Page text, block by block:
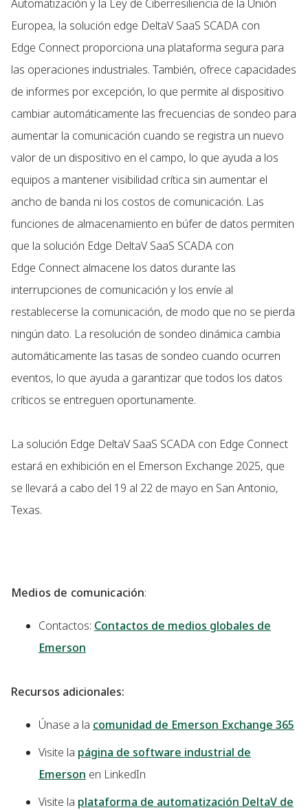
Automatización y la Ley de Ciberresiliencia de la Unión
Europea, la solución edge DeltaV SaaS SCADA con
Edge Connect proporciona una plataforma segura para
las operaciones industriales. También, ofrece capacidades
de informes por excepción, lo que permite al dispositivo
cambiar automáticamente las frecuencias de sondeo para
aumentar la comunicación cuando se registra un nuevo
valor de un dispositivo en el campo, lo que ayuda a los
equipos a mantener visibilidad crítica sin aumentar el
ancho de banda ni los costos de comunicación. Las
funciones de almacenamiento en búfer de datos permiten
que la solución Edge DeltaV SaaS SCADA con
Edge Connect almacene los datos durante las
interrupciones de comunicación y los envíe al
restablecerse la comunicación, de modo que no se pierda
ningún dato. La resolución de sondeo dinámica cambia
automáticamente las tasas de sondeo cuando ocurren
eventos, lo que ayuda a garantizar que todos los datos
críticos se entreguen oportunamente.
La solución Edge DeltaV SaaS SCADA con Edge Connect
estará en exhibición en el Emerson Exchange 2025, que
se llevará a cabo del 19 al 22 de mayo en San Antonio,
Texas.
Medios de comunicación:
Contactos: Contactos de medios globales de
Emerson
Recursos adicionales:
Únase a la comunidad de Emerson Exchange 365
Visite la página de software industrial de
Emerson en LinkedIn
Visite la plataforma de automatización DeltaV de